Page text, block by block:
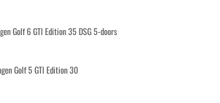
Golf 6 GTI Edition 35 DSG 5-doors
Golf 5 GTI Edition 30